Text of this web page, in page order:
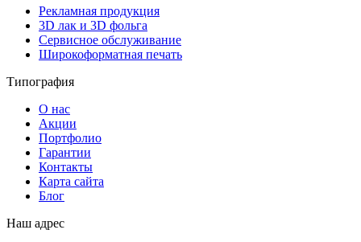
Рекламная продукция
3D лак и 3D фольга
Сервисное обслуживание
Широкоформатная печать
Типография
О нас
Акции
Портфолио
Гарантии
Контакты
Карта сайта
Блог
Наш адрес